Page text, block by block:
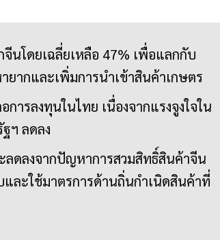
นโดยเฉลี่ยเหลือ 47% เพื่อแลกกับ
ากและเพิ่มการนำเข้าสินค้าเกษตร
การลงทุนในไทย เนื่องจากแรงจูงใจใน
ฯ ลดลง
ลดลงจากปัญหาการสวมสิทธิ์สินค้าจีน
ละใช้มาตรการด้านถิ่นกำเนิดสินค้าที่